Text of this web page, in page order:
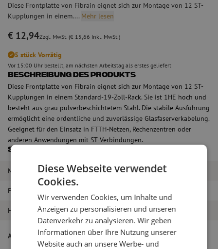
Diese Frontplatte von Fibrain eignet sich zur Montage von 12 ST-
Kupplungen in einem.... Mehr lesen
€ 12,94Zzgl. MwSt. (€ 15,66 Inkl. MwSt.)
5 stück Vorrätig
Vor 15:00 Uhr bestellt, am nächsten Arbeitstag als erstes geliefert
Beschreibung des Produkts
Diese Frontplatte von Fibrain eignet sich zur Montage von 12 ST-
Kupplungen in einem Standard-19-Zoll-Rack. Sie ist 1HE hoch und
besteht aus grau pulverbeschichtetem Stahl. Die stabile Ausführung
ermöglicht eine ordentliche und zuverlässige Glasfaserverkabelung.
Geeignet für den Einsatz in FTTH-Netzen, Rechenzentren oder
anderen Anwendungen mit ST-Verbindungen.
Spezifikationen
Marke Fibrain
Farbe
HE 1HE
Artikelname
Frontplatte Patchpanel LWL, 1HE, 12× ST,
19 Zoll, grau, Fibrain
Diese Webseite verwendet
Cookies.
Wir verwenden Cookies, um Inhalte und
Anzeigen zu personalisieren und unseren
Datenverkehr zu analysieren. Wir geben
Informationen über Ihre Nutzung unserer
Website auch an unsere Werbe- und